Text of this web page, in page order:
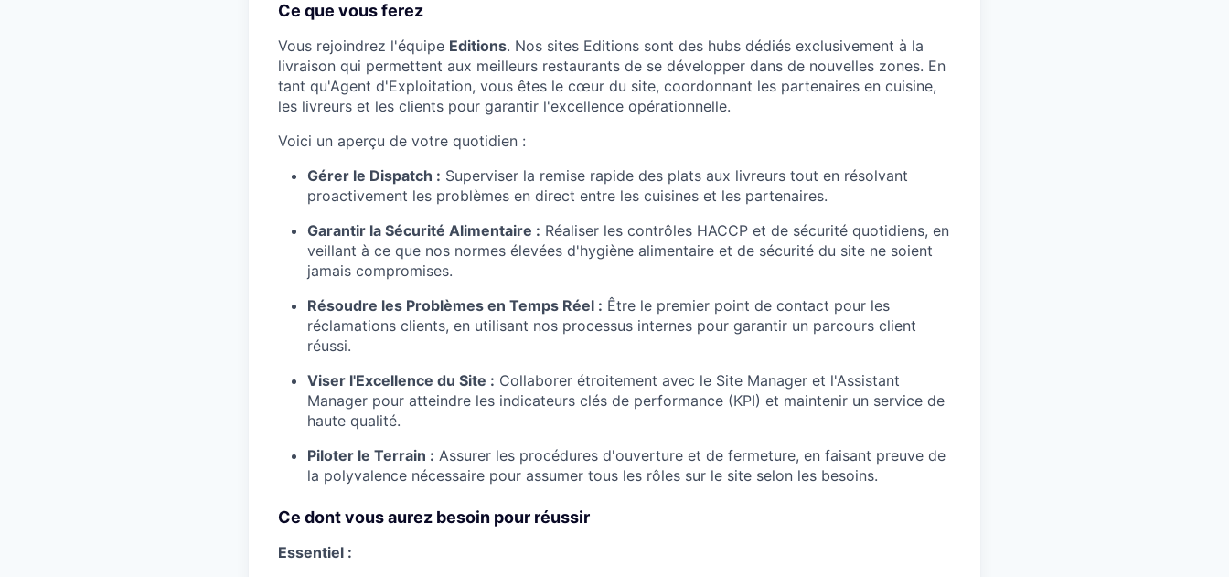
Ce que vous ferez
Vous rejoindrez l'équipe Editions. Nos sites Editions sont des hubs dédiés exclusivement à la
livraison qui permettent aux meilleurs restaurants de se développer dans de nouvelles zones. En
tant qu'Agent d'Exploitation, vous êtes le cœur du site, coordonnant les partenaires en cuisine,
les livreurs et les clients pour garantir l'excellence opérationnelle.
Voici un aperçu de votre quotidien :
Gérer le Dispatch : Superviser la remise rapide des plats aux livreurs tout en résolvant
proactivement les problèmes en direct entre les cuisines et les partenaires.
Garantir la Sécurité Alimentaire : Réaliser les contrôles HACCP et de sécurité quotidiens, en
veillant à ce que nos normes élevées d'hygiène alimentaire et de sécurité du site ne soient
jamais compromises.
Résoudre les Problèmes en Temps Réel : Être le premier point de contact pour les
réclamations clients, en utilisant nos processus internes pour garantir un parcours client
réussi.
Viser l'Excellence du Site : Collaborer étroitement avec le Site Manager et l'Assistant
Manager pour atteindre les indicateurs clés de performance (KPI) et maintenir un service de
haute qualité.
Piloter le Terrain : Assurer les procédures d'ouverture et de fermeture, en faisant preuve de
la polyvalence nécessaire pour assumer tous les rôles sur le site selon les besoins.
Ce dont vous aurez besoin pour réussir
Essentiel :